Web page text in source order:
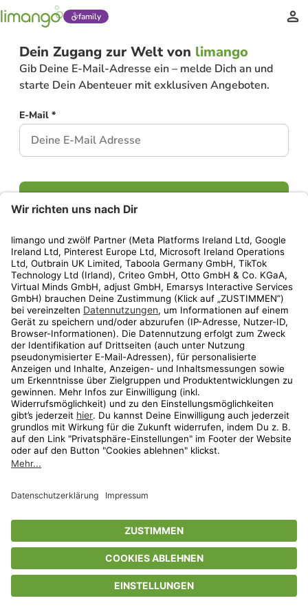
family
Dein Zugang zur Welt von limango
Gib Deine E-Mail-Adresse ein – melde Dich an und
starte Dein Abenteuer mit exklusiven Angeboten.
E-Mail *
Weiter
Privatsphäre-EinstellungenAGBDatenschutzCompliance
GeschenkgutscheinbedingungenImpressumHelp Center